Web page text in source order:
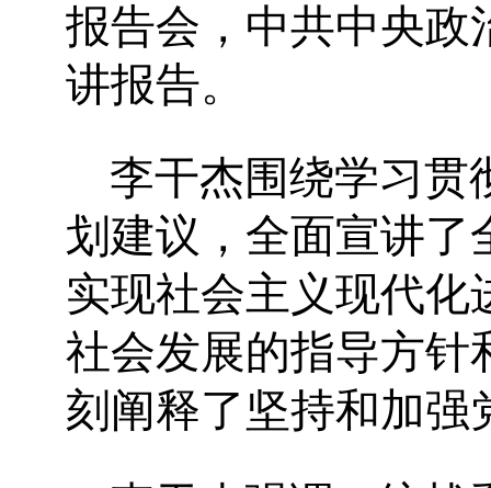
报告会，中共中央政
讲报告。
李干杰围绕学习贯
划建议，全面宣讲了
实现社会主义现代化
社会发展的指导方针
刻阐释了坚持和加强